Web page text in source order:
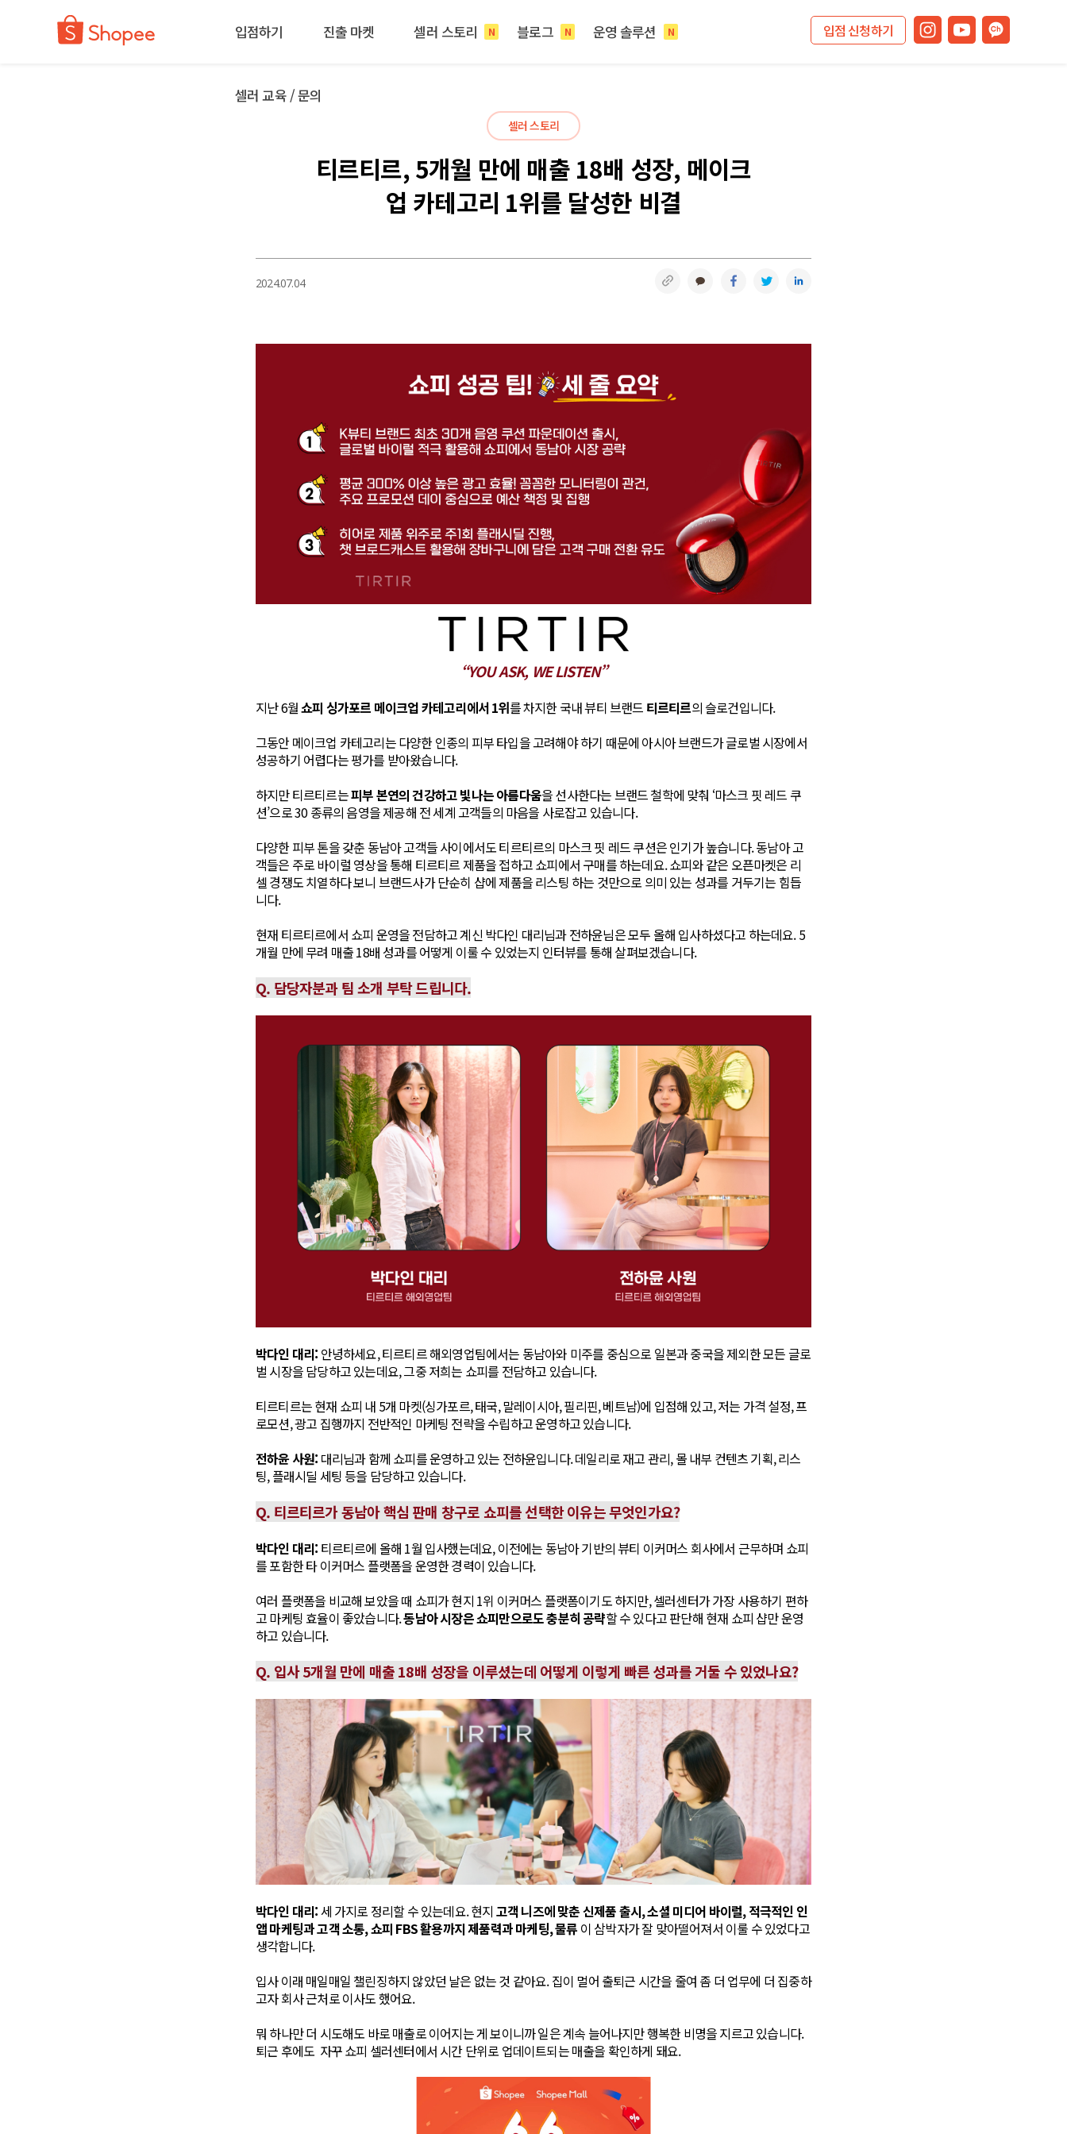
입점하기 진출 마켓 셀러 스토리 N 블로그 N 운영 솔루션 N
셀러 교육 / 문의
입점 신청하기
셀러 스토리
티르티르, 5개월 만에 매출 18배 성장, 메이크
업 카테고리 1위를 달성한 비결
2024.07.04 링크복사 카카오톡 페이스북 트위터
“YOU ASK, WE LISTEN”
지난 6월쇼피 싱가포르 메이크업 카테고리에서 1위를 차지한 국내 뷰티 브랜드 티르티르의 슬로건입니다.
그동안 메이크업 카테고리는 다양한 인종의 피부 타입을 고려해야 하기 때문에 아시아 브랜드가 글로벌 시장에서
성공하기 어렵다는 평가를 받아왔습니다.
하지만 티르티르는피부 본연의 건강하고 빛나는 아름다움을 선사한다는 브랜드 철학에 맞춰 ‘마스크 핏 레드 쿠
션’으로 30 종류의 음영을 제공해 전 세계 고객들의 마음을 사로잡고 있습니다.
다양한 피부 톤을 갖춘 동남아 고객들 사이에서도 티르티르의 마스크 핏 레드 쿠션은 인기가 높습니다. 동남아 고
객들은 주로 바이럴 영상을 통해 티르티르 제품을 접하고 쇼피에서 구매를 하는데요. 쇼피와 같은 오픈마켓은 리
셀 경쟁도 치열하다 보니 브랜드사가 단순히 샵에 제품을 리스팅 하는 것만으로 의미 있는 성과를 거두기는 힘듭
니다.
현재 티르티르에서 쇼피 운영을 전담하고 계신 박다인 대리님과 전하윤님은 모두 올해 입사하셨다고 하는데요. 5
개월 만에 무려 매출 18배 성과를 어떻게 이룰 수 있었는지 인터뷰를 통해 살펴보겠습니다.
Q. 담당자분과 팀 소개 부탁 드립니다.
박다인 대리: 안녕하세요, 티르티르 해외영업팀에서는 동남아와 미주를 중심으로 일본과 중국을 제외한 모든 글로
벌 시장을 담당하고 있는데요, 그중 저희는 쇼피를 전담하고 있습니다.
티르티르는 현재 쇼피 내 5개 마켓(싱가포르, 태국, 말레이시아, 필리핀, 베트남)에 입점해 있고, 저는 가격 설정, 프
로모션, 광고 집행까지 전반적인 마케팅 전략을 수립하고 운영하고 있습니다.
전하윤 사원: 대리님과 함께 쇼피를 운영하고 있는 전하윤입니다. 데일리로 재고 관리, 몰 내부 컨텐츠 기획, 리스
팅, 플래시딜 세팅 등을 담당하고 있습니다.
Q. 티르티르가 동남아 핵심 판매 창구로 쇼피를 선택한 이유는 무엇인가요?
박다인 대리: 티르티르에 올해 1월 입사했는데요, 이전에는 동남아 기반의 뷰티 이커머스 회사에서 근무하며 쇼피
를 포함한 타 이커머스 플랫폼을 운영한 경력이 있습니다.
여러 플랫폼을 비교해 보았을 때 쇼피가 현지 1위 이커머스 플랫폼이기도 하지만, 셀러센터가 가장 사용하기 편하
고 마케팅 효율이 좋았습니다.동남아 시장은 쇼피만으로도 충분히 공략할 수 있다고 판단해 현재 쇼피 샵만 운영
하고 있습니다.
Q. 입사 5개월 만에 매출 18배 성장을 이루셨는데 어떻게 이렇게 빠른 성과를 거둘 수 있었나요?
박다인 대리:세 가지로 정리할 수 있는데요. 현지 고객 니즈에 맞춘 신제품 출시, 소셜 미디어 바이럴, 적극적인 인
앱 마케팅과 고객 소통, 쇼피 FBS 활용까지 제품력과 마케팅, 물류 이 삼박자가 잘 맞아떨어져서 이룰 수 있었다고
생각합니다.
입사 이래 매일매일 챌린징하지 않았던 날은 없는 것 같아요. 집이 멀어 출퇴근 시간을 줄여 좀 더 업무에 더 집중하
고자 회사 근처로 이사도 했어요.
뭐 하나만 더 시도해도 바로 매출로 이어지는 게 보이니까 일은 계속 늘어나지만 행복한 비명을 지르고 있습니다.
퇴근 후에도 자꾸 쇼피 셀러센터에서 시간 단위로 업데이트되는 매출을 확인하게 돼요.